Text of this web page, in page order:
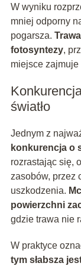
W wyniku
mniej odporny
pogarsza.
fotosyntezy,
miejsce
światło
Jednym z
konkurencja o
rozrastając się,
zasobów, przez
uszkodzenia.
powierzchni
gdzie trawa nie
W praktyce
tym słabsza